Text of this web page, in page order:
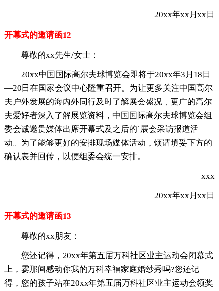
20xx年xx月xx日
开幕式的邀请函12
尊敬的xx先生/女士：
20xx中国国际高尔夫球博览会即将于20xx年3月18日
—20日在国家会议中心隆重召开。为让更多关注中国高尔
夫户外发展的海内外同行及时了解展会盛况，更广的高尔
夫爱好者深入了解展览资料，中国国际高尔夫球博览会组
委会诚邀贵媒体出席开幕式及之后的`展会采访报道活
动。为了能够更好的安排现场媒体活动，烦请填妥下方的
确认表并回传，以便组委会统一安排。
xxx
20xx年xx月xx日
开幕式的邀请函13
尊敬的xx朋友：
您还记得，20xx年第五届万科社区业主运动会闭幕式
上，霎那间感动你我的万科幸福家庭婚纱秀吗?您还记
得，您的孩子站在20xx年第五届万科社区业主运动会领奖